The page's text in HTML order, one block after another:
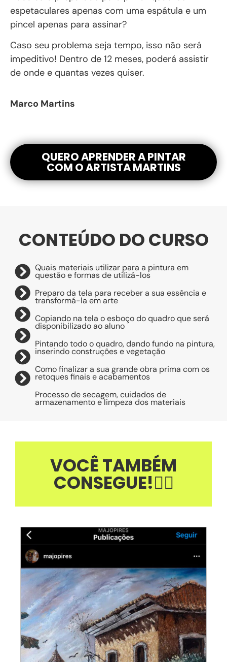
espetaculares apenas com uma espátula e um
pincel apenas para assinar?
Caso seu problema seja tempo, isso não será
impeditivo! Dentro de 12 meses, poderá assistir
de onde e quantas vezes quiser.
Marco Martins
QUERO APRENDER A PINTAR
COM O ARTISTA MARTINS
CONTEÚDO DO CURSO
Quais materiais utilizar para a pintura em
questão e formas de utilizá-los
Preparo da tela para receber a sua essência e
transformá-la em arte
Copiando na tela o esboço do quadro que será
disponibilizado ao aluno
Pintando todo o quadro, dando fundo na pintura,
inserindo construções e vegetação
Como finalizar a sua grande obra prima com os
retoques finais e acabamentos
Processo de secagem, cuidados de
armazenamento e limpeza dos materiais
VOCÊ TAMBÉM
CONSEGUE!👇🏼